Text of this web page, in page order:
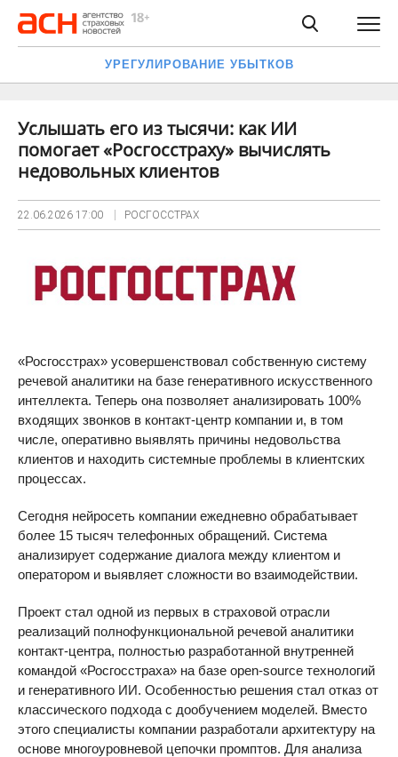
УРЕГУЛИРОВАНИЕ УБЫТКОВ
Услышать его из тысячи: как ИИ
помогает «Росгосстраху» вычислять
недовольных клиентов
22.06.2026 17:00 РОСГОССТРАХ
«Росгосстрах» усовершенствовал собственную систему
речевой аналитики на базе генеративного искусственного
интеллекта. Теперь она позволяет анализировать 100%
входящих звонков в контакт-центр компании и, в том
числе, оперативно выявлять причины недовольства
клиентов и находить системные проблемы в клиентских
процессах.
Сегодня нейросеть компании ежедневно обрабатывает
более 15 тысяч телефонных обращений. Система
анализирует содержание диалога между клиентом и
оператором и выявляет сложности во взаимодействии.
Проект стал одной из первых в страховой отрасли
реализаций полнофункциональной речевой аналитики
контакт-центра, полностью разработанной внутренней
командой «Росгосстраха» на базе open-source технологий
и генеративного ИИ. Особенностью решения стал отказ от
классического подхода с дообучением моделей. Вместо
этого специалисты компании разработали архитектуру на
основе многоуровневой цепочки промптов. Для анализа